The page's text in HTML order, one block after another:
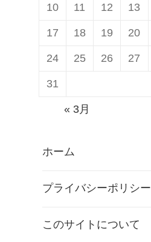
10 11 12 13
17 18 19 20
24 25 26 27
31
« 3月
ホーム
プライバシーポリシー
このサイトについて